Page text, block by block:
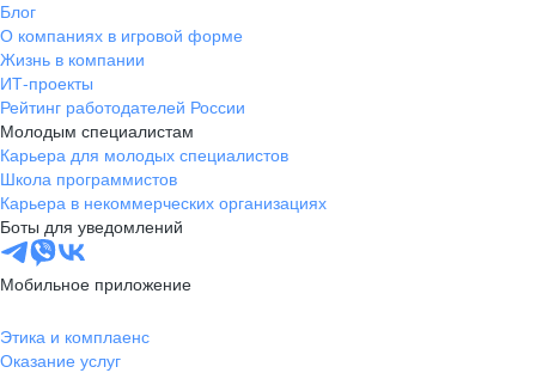
Блог
О компаниях в игровой форме
Жизнь в компании
ИТ-проекты
Рейтинг работодателей России
Молодым специалистам
Карьера для молодых специалистов
Школа программистов
Карьера в некоммерческих организациях
Боты для уведомлений
Мобильное приложение
Этика и комплаенс
Оказание услуг